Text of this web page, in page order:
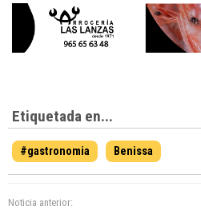
Etiquetada en...
#gastronomia Benissa
Noticia anterior: